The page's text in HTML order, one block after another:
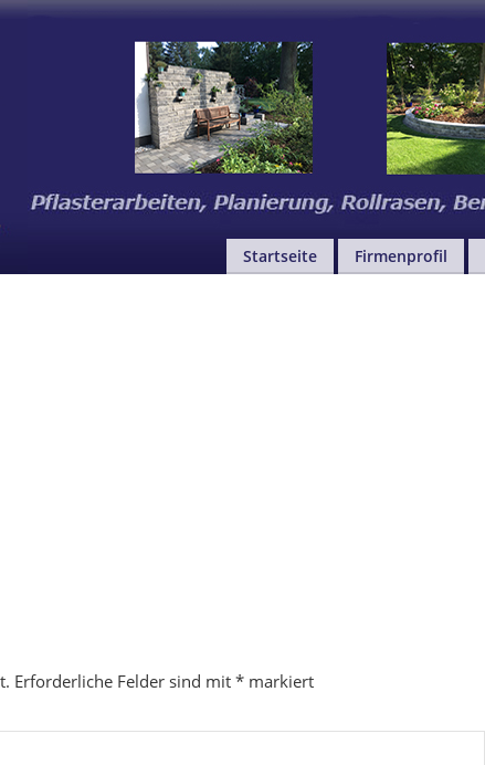
Startseite Firmenprofil
Erforderliche Felder sind mit * markiert